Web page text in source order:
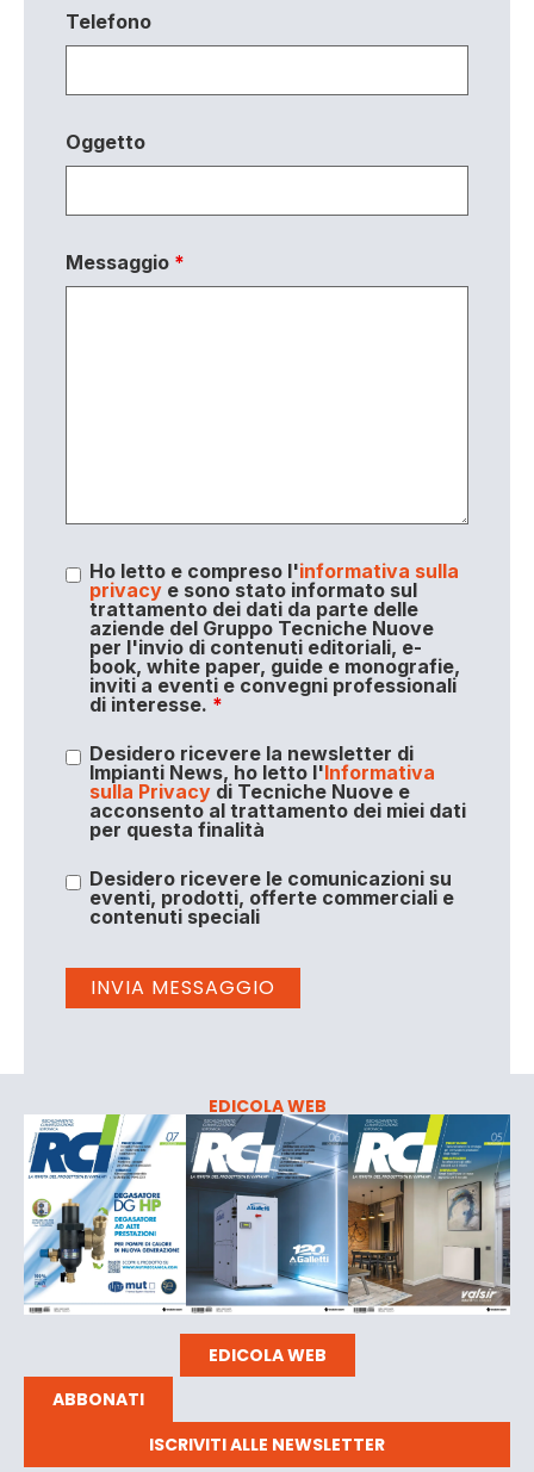
Telefono
Oggetto
Messaggio *
Ho letto e compreso l'informativa sulla
privacye sono stato informato sul
trattamento dei dati da parte delle
aziende del Gruppo Tecniche Nuove
per l'invio di contenuti editoriali, e-
book, white paper, guide e monografie,
inviti a eventi e convegni professionali
di interesse. *
Desidero ricevere la newsletter di
Impianti News, ho letto l'Informativa
sulla Privacydi Tecniche Nuove e
acconsento al trattamento dei miei dati
per questa finalità
Desidero ricevere le comunicazioni su
eventi, prodotti, offerte commerciali e
contenuti speciali
EDICOLA WEB
EDICOLA WEB
ABBONATI
ISCRIVITI ALLE NEWSLETTER